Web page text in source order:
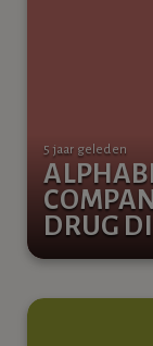
DRUG
5 jaar geleden